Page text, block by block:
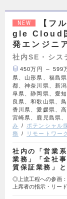
NEW
【フ
gle Cloud
発エンジニ
社内SE・シス
450万円 ～ 599
県、山形県、福島
都、神奈川県、新
阜県、静岡県、愛
良県、和歌山県、
香川県、愛媛県、
宮崎県、鹿児島県
み
ポテンシャル
務
リモートワー
社内の「営業
業務」「全社
質保証業務」
◎上流工程への参画
上席者の指示・リー